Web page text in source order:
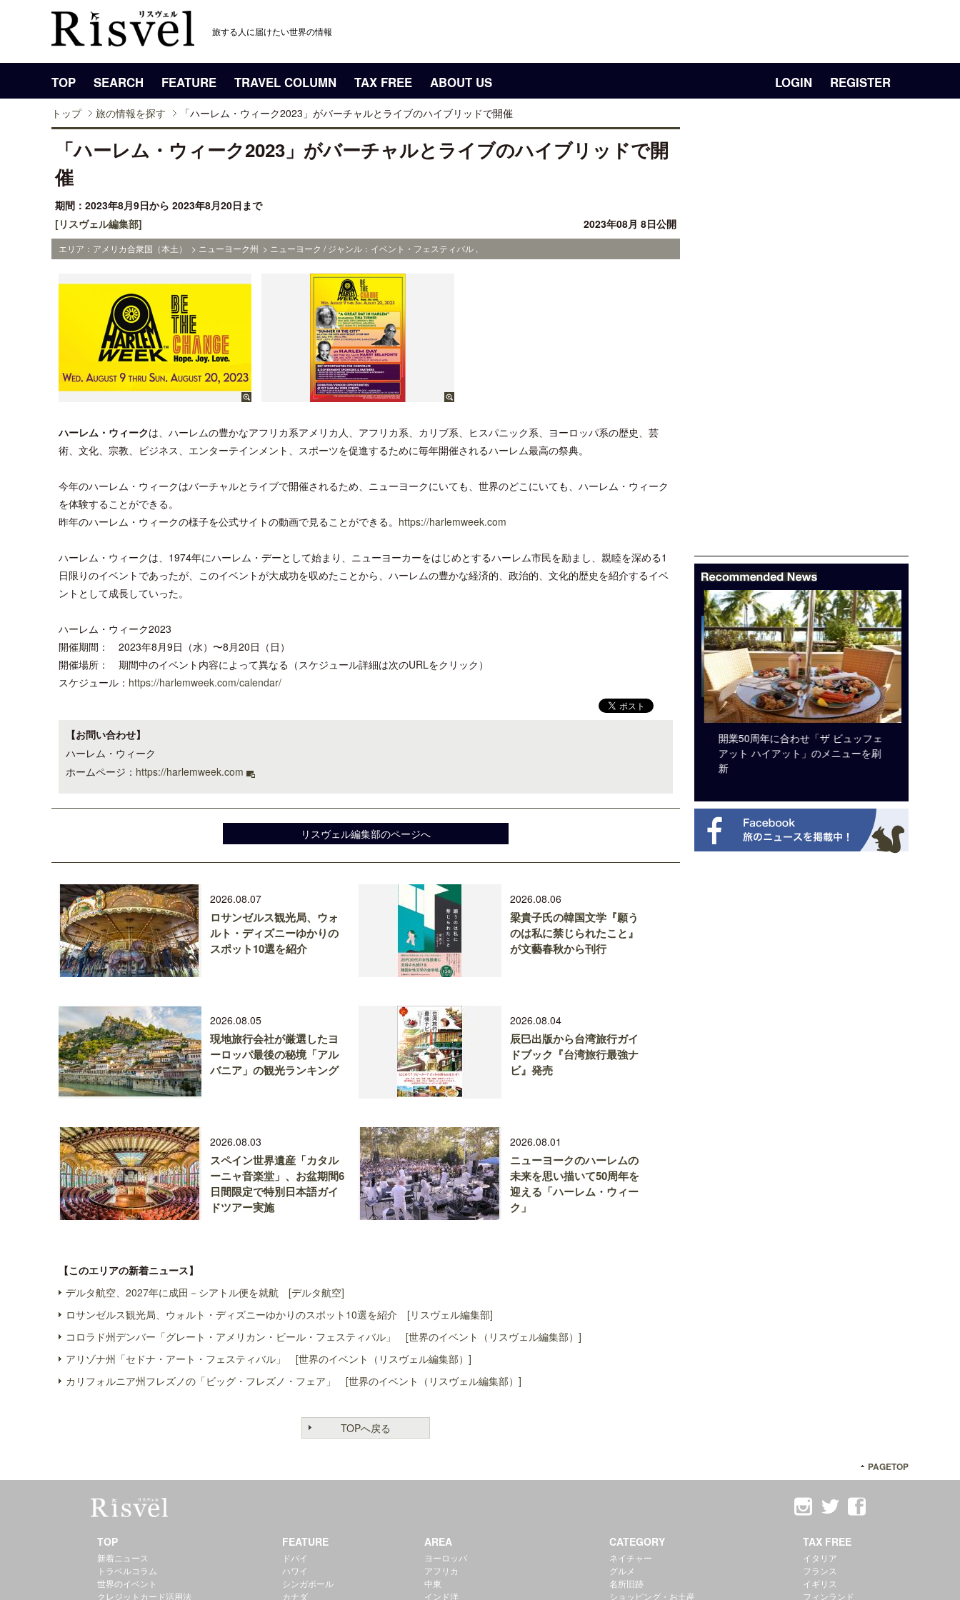
旅する人に届けたい世界の情報
TOP SEARCH FEATURE TRAVEL COLUMN TAX FREE ABOUT US LOGIN REGISTER
トップ 旅の情報を探す 「ハーレム・ウィーク2023」がバーチャルとライブのハイブリッドで開催
「ハーレム・ウィーク2023」がバーチャルとライブのハイブリッドで開
催
期間：2023年8月9日から 2023年8月20日まで
[リスヴェル編集部]
2023年08月 8日公開
エリア：アメリカ合衆国（本土） > ニューヨーク州 > ニューヨーク / ジャンル：イベント・フェスティバル ,
ハーレム・ウィークは、ハーレムの豊かなアフリカ系アメリカ人、アフリカ系、カリブ系、ヒスパニック系、ヨーロッパ系の歴史、芸
術、文化、宗教、ビジネス、エンターテインメント、スポーツを促進するために毎年開催されるハーレム最高の祭典。
今年のハーレム・ウィークはバーチャルとライブで開催されるため、ニューヨークにいても、世界のどこにいても、ハーレム・ウィーク
を体験することができる。
昨年のハーレム・ウィークの様子を公式サイトの動画で見ることができる。 https://harlemweek.com
ハーレム・ウィークは、1974年にハーレム・デーとして始まり、ニューヨーカーをはじめとするハーレム市民を励まし、親睦を深める1
日限りのイベントであったが、このイベントが大成功を収めたことから、ハーレムの豊かな経済的、政治的、文化的歴史を紹介するイベ
ントとして成長していった。
ハーレム・ウィーク2023
開催期間： 2023年8月9日（水）〜8月20日（日）
開催場所： 期間中のイベント内容によって異なる（スケジュール詳細は次のURLをクリック）
スケジュール： https://harlemweek.com/calendar/
【お問い合わせ】
ハーレム・ウィーク
ホームページ： https://harlemweek.com
リスヴェル編集部のページへ
2026.08.07
ロサンゼルス観光局、ウォ
ルト・ディズニーゆかりの
スポット10選を紹介
2026.08.06
梁貴子氏の韓国文学『願う
のは私に禁じられたこと』
が文藝春秋から刊行
2026.08.05
現地旅行会社が厳選したヨ
ーロッパ最後の秘境「アル
バニア」の観光ランキング
2026.08.04
辰巳出版から台湾旅行ガイ
ドブック『台湾旅行最強ナ
ビ』発売
2026.08.03
スペイン世界遺産「カタル
ーニャ音楽堂」、お盆期間6
日間限定で特別日本語ガイ
ドツアー実施
2026.08.01
ニューヨークのハーレムの
未来を思い描いて50周年を
迎える「ハーレム・ウィー
ク」
【このエリアの新着ニュース】
デルタ航空、2027年に成田－シアトル便を就航 [デルタ航空]
ロサンゼルス観光局、ウォルト・ディズニーゆかりのスポット10選を紹介 [リスヴェル編集部]
コロラド州デンバー「グレート・アメリカン・ビール・フェスティバル」 [世界のイベント（リスヴェル編集部）]
アリゾナ州「セドナ・アート・フェスティバル」 [世界のイベント（リスヴェル編集部）]
カリフォルニア州フレズノの「ビッグ・フレズノ・フェア」 [世界のイベント（リスヴェル編集部）]
TOPへ戻る
開業50周年に合わせ「ザ ビュッフェ
アット ハイアット」のメニューを刷
新
PAGETOP
TOP
新着ニュース
トラベルコラム
世界のイベント
クレジットカード活用法
FEATURE
ドバイ
ハワイ
シンガポール
カナダ
AREA
ヨーロッパ
アフリカ
中東
インド洋
CATEGORY
ネイチャー
グルメ
名所旧跡
ショッピング・お土産
TAX FREE
イタリア
フランス
イギリス
フィンランド